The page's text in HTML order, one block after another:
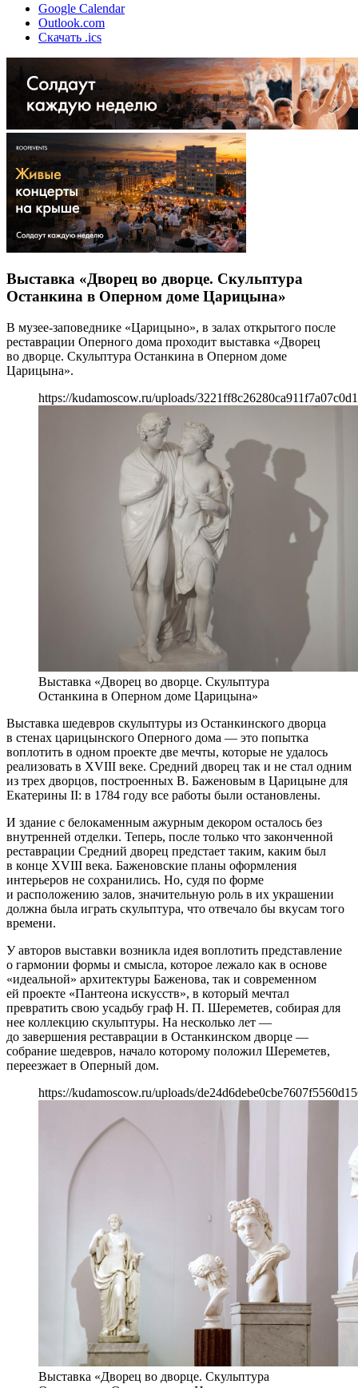
Google Calendar
Outlook.com
Скачать .ics
Выставка «Дворец во дворце. Скульптура
Останкина в Оперном доме Царицына»
В музее-заповеднике «Царицыно», в залах открытого после
реставрации Оперного дома проходит выставка «Дворец
во дворце. Скульптура Останкина в Оперном доме
Царицына».
https://kudamoscow.ru/uploads/
Выставка «Дворец во дворце. Скульптура
Останкина в Оперном доме Царицына»
Выставка шедевров скульптуры из Останкинского дворца
в стенах царицынского Оперного дома — это попытка
воплотить в одном проекте две мечты, которые не удалось
реализовать в XVIII веке. Средний дворец так и не стал одним
из трех дворцов, построенных В. Баженовым в Царицыне для
Екатерины II: в 1784 году все работы были остановлены.
И здание с белокаменным ажурным декором осталось без
внутренней отделки. Теперь, после только что законченной
реставрации Средний дворец предстает таким, каким был
в конце XVIII века. Баженовские планы оформления
интерьеров не сохранились. Но, судя по форме
и расположению залов, значительную роль в их украшении
должна была играть скульптура, что отвечало бы вкусам того
времени.
У авторов выставки возникла идея воплотить представление
о гармонии формы и смысла, которое лежало как в основе
«идеальной» архитектуры Баженова, так и современном
ей проекте «Пантеона искусств», в который мечтал
превратить свою усадьбу граф Н. П. Шереметев, собирая для
нее коллекцию скульптуры. На несколько лет —
до завершения реставрации в Останкинском дворце —
собрание шедевров, начало которому положил Шереметев,
переезжает в Оперный дом.
https://kudamoscow.ru/uploads/
Выставка «Дворец во дворце. Скульптура